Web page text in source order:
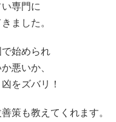
専門に
ました。
始められ
悪いか、
をズバリ！
策も教えてくれます。